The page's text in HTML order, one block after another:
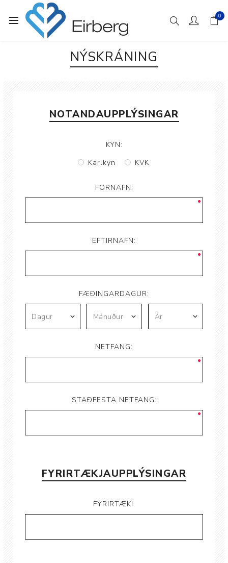
0
NÝSKRÁNING
NOTANDAUPPLÝSINGAR
KYN:
Karlkyn
KVK
FORNAFN:
EFTIRNAFN:
FÆÐINGARDAGUR:
NETFANG:
STAÐFESTA NETFANG:
FYRIRTÆKJAUPPLÝSINGAR
FYRIRTÆKI: